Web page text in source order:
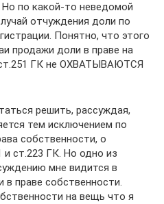
Но по какой-то неведомой
отчуждения доли по
Понятно, что этого
продажи доли в праве на
ГК не ОХВАТЫВАЮТСЯ
решить, рассуждая,
тем исключением по
собственности, о
и ст.223 ГК. Но одно из
мне видится в
праве собственности.
на вещь что я